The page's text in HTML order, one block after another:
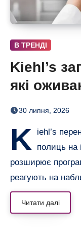
В ТРЕНДІ
Kiehl’s
які
підходиш
30 липня, 2026
K
iehl’s
полиць на
розширює
реагують на
Читати далі